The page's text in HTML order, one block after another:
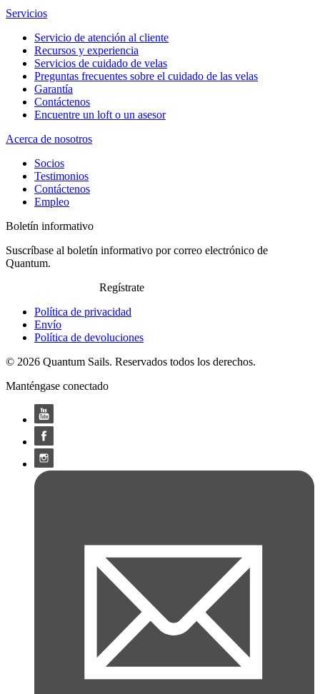
Servicios
Servicio de atención al cliente
Recursos y experiencia
Servicios de cuidado de velas
Preguntas frecuentes sobre el cuidado de las velas
Garantía
Contáctenos
Encuentre un loft o un asesor
Acerca de nosotros
Socios
Testimonios
Contáctenos
Empleo
Boletín informativo
Suscríbase al boletín informativo por correo electrónico de
Quantum.
Regístrate
Política de privacidad
Envío
Política de devoluciones
© 2026 Quantum Sails. Reservados todos los derechos.
Manténgase conectado